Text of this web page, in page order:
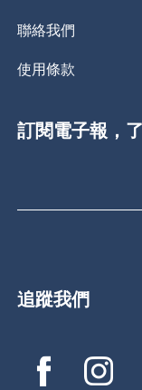
聯絡我們
使用條款
訂閱電子報，
追蹤我們